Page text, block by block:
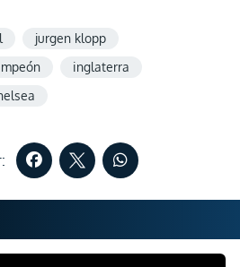
jurgen klopp
inglaterra